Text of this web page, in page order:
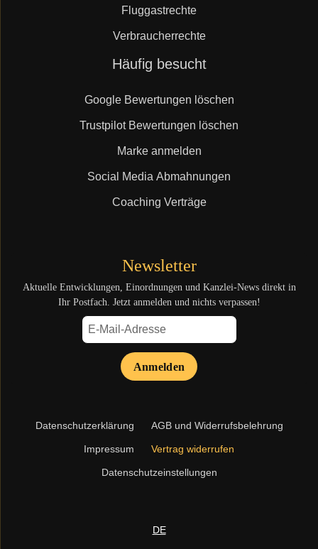
Fluggastrechte
Verbraucherrechte
Häufig besucht
Google Bewertungen löschen
Trustpilot Bewertungen löschen
Marke anmelden
Social Media Abmahnungen
Coaching Verträge
Newsletter
Aktuelle Entwicklungen, Einordnungen und Kanzlei-News direkt in
Ihr Postfach. Jetzt anmelden und nichts verpassen!
Anmelden
Navigation
Datenschutzerklärung AGB und Widerrufsbelehrung
Impressum Vertrag widerrufen
Datenschutzeinstellungen
DE